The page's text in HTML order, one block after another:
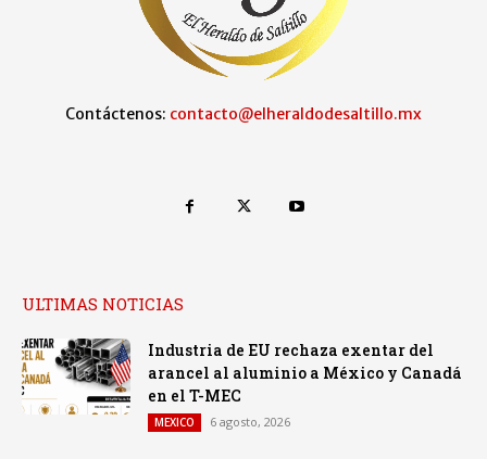
Contáctenos: contacto@elheraldodesaltillo.mx
ULTIMAS NOTICIAS
Industria de EU rechaza exentar del
arancel al aluminio a México y Canadá
en el T-MEC
MEXICO 6 agosto, 2026